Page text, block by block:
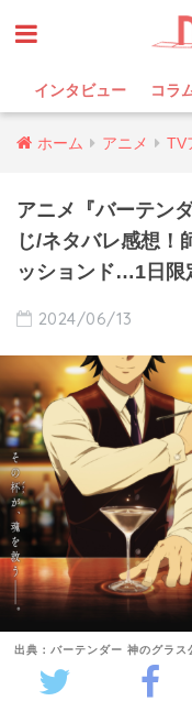
インタビュー コラ
ホーム アニメ TV
アニメ『バーテン
じ/ネタバレ感想！
ッションド…1日限
2024/06/13
出典：バーテンダー 神のグラス